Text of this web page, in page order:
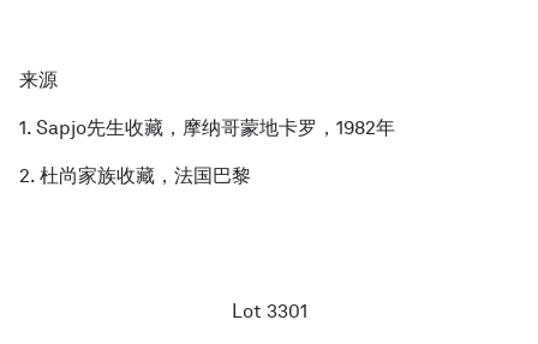
来源
1. Sapjo先生收藏，摩纳哥蒙地卡罗，1982年
2. 杜尚家族收藏，法国巴黎
Lot 3301